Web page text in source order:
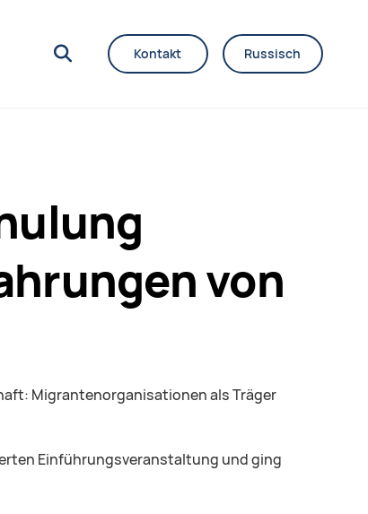
Kontakt Russisch
von
Migrantenorganisationen als Träger
Einführungsveranstaltung und ging